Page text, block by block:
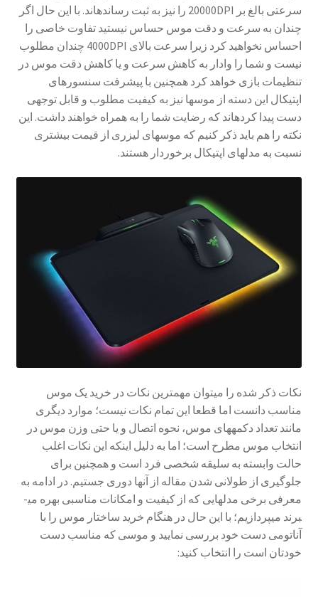
سرعتی بالغ بر 20000DPI را نیز به ثبت رسانده­اند. با این حال اگر
چندان به سرعت و دقت موس حساس نیستید تفاوت خاصی را
احساس نخواهید کرد زیرا سرعت بالای 4000DPI چندان مطلوب
نیست و شما را وادار به کاهش سرعت و یا کاهش دقت موس در
تنظیمات بازی خواهد کرد همچنین با پیشرفت سنسورهای
اپتیکال این دسته از موس­ها نیز به کیفیت مطلوب و قابل توجهی
دست پیدا کرده­اند که رضایت شما را به همراه خواهند داشت. این
نکته را هم باید ذکر کنیم که موس­های لیزری از قیمت بیشتری
نسبت به مدل­های اپتیکال برخوردار هستند.
نکات ذکر شده را می­توان مهم­ترین نکات در خرید یک موس
مناسب دانست اما قطعا این تمام نکات نیست؛ موارد دیگری
مانند تعداد دکمه­های موس، نحوه اتصال و یا حتی وزن موس در
انتخاب موس مطرح است؛ اما به دلیل اینکه این نکات اغلب
حالت وابسته به سلیقه شخصی فرد است و همچنین برای
جلوگیری از طولانی شدن مقاله از آن­ها دوری جستیم. در ادامه به
معرفی برخی مدل­هایی که از کیفیت و امکانات مناسبی بهره می­
برند می­پردازیم؛ با این حال در هنگام خرید ساختار موس را با
آناتومی دست خود بررسی نمایید و موسی که مناسب دست
خودتان است را انتخاب کنید: